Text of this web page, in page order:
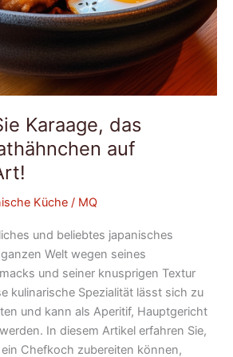
Karaage, das
auf
Küche / MQ
und beliebtes japanisches
Welt wegen seines
und seiner knusprigen Textur
kulinarische Spezialität lässt sich zu
und kann als Aperitif, Hauptgericht
In diesem Artikel erfahren Sie,
Chefkoch zubereiten können,